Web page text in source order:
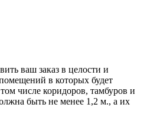
ваш заказ в целости и
в которых будет
числе коридоров, тамбуров и
быть не менее 1,2 м., а их